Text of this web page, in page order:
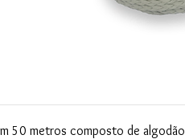
50 metros composto de